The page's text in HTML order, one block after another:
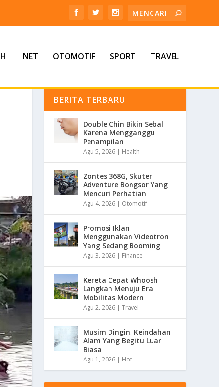
INET OTOMOTIF SPORT TRAVEL
BERITA TERBARU
Double Chin Bikin Sebal
Karena Mengganggu
Penampilan
Agu 5, 2026 | Health
Zontes 368G, Skuter
Adventure Bongsor Yang
Mencuri Perhatian
Agu 4, 2026 | Otomotif
Promosi Iklan
Menggunakan Videotron
Yang Sedang Booming
Agu 3, 2026 | Finance
Kereta Cepat Whoosh
Langkah Menuju Era
Mobilitas Modern
Agu 2, 2026 |Travel
Musim Dingin, Keindahan
Alam Yang Begitu Luar
Biasa
Agu 1, 2026 | Hot